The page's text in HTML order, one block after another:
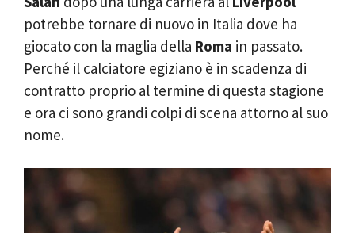
potrebbe tornare di nuovo in Italia dove ha
giocato con la maglia della Roma in passato.
Perché il calciatore egiziano è in scadenza di
contratto proprio al termine di questa stagione
e ora ci sono grandi colpi di scena attorno al suo
nome.